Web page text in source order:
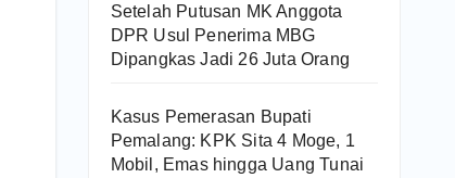
Setelah Putusan MK Anggota
DPR Usul Penerima MBG
Dipangkas Jadi 26 Juta Orang
Kasus Pemerasan Bupati
Pemalang: KPK Sita 4 Moge, 1
Mobil, Emas hingga Uang Tunai